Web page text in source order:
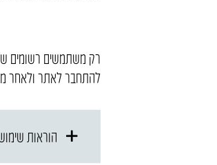
רק משתמשים רשומים
להתחבר לאתר ולאחר
הוראות